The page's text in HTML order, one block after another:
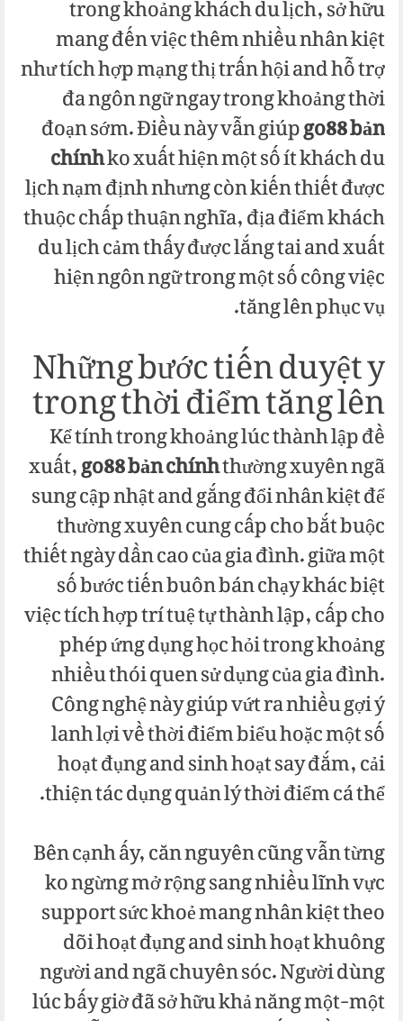
mang đến việc thêm nhiều nhân kiệt
như tích hợp mạng thị trấn hội and hỗ trợ
đa ngôn ngữ ngay trong khoảng thời
đoạn sớm. Điều này vẫn giúpgo88 bản
chínhko xuất hiện một số ít khách du
lịch nạm định nhưng còn kiến thiết được
thuộc chấp thuận nghĩa, địa điểm khách
du lịch cảm thấy được lắng tai and xuất
hiện ngôn ngữ trong một số công việc
tăng lên phục vụ.
Những bước tiến duyệt y
trong thời điểm tăng lên
Kể tính trong khoảng lúc thành lập đề
xuất,go88 bản chínhthường xuyên ngã
sung cập nhật and gắng đổi nhân kiệt để
thường xuyên cung cấp cho bắt buộc
thiết ngày dần cao của gia đình. giữa một
số bước tiến buôn bán chạy khác biệt
việc tích hợp trí tuệ tự thành lập, cấp cho
phép ứng dụng học hỏi trong khoảng
nhiều thói quen sử dụng của gia đình.
Công nghệ này giúp vứt ra nhiều gợi ý
lanh lợi về thời điểm biểu hoặc một số
hoạt đụng and sinh hoạt say đắm, cải
thiện tác dụng quản lý thời điểm cá thể.
Bên cạnh ấy, căn nguyên cũng vẫn từng
ko ngừng mở rộng sang nhiều lĩnh vực
support sức khoẻ mang nhân kiệt theo
dõi hoạt đụng and sinh hoạt khuông
người and ngã chuyên sóc. Người dùng
lúc bấy giờ đã sở hữu khả năng một-một